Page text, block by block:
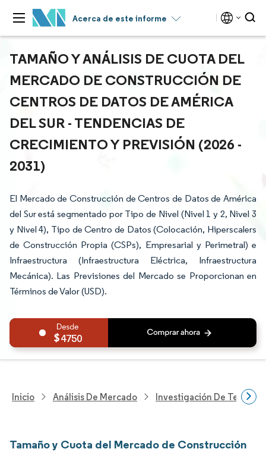
Acerca de este informe
TAMAÑO Y ANÁLISIS DE CUOTA DEL
MERCADO DE CONSTRUCCIÓN DE
CENTROS DE DATOS DE AMÉRICA
DEL SUR - TENDENCIAS DE
CRECIMIENTO Y PREVISIÓN (2026 -
2031)
El Mercado de Construcción de Centros de Datos de América
del Sur está segmentado por Tipo de Nivel (Nivel 1 y 2, Nivel 3
y Nivel 4), Tipo de Centro de Datos (Colocación, Hiperscalers
de Construcción Propia (CSPs), Empresarial y Perimetral) e
Infraestructura (Infraestructura Eléctrica, Infraestructura
Mecánica). Las Previsiones del Mercado se Proporcionan en
Términos de Valor (USD).
4750
Inicio Análisis De Mercado Investigación De
Tamaño y Cuota del Mercado de Construcción